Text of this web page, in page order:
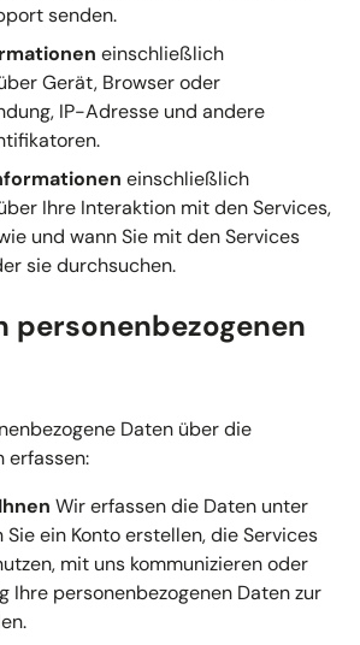
senden.
einschließlich
Gerät, Browser oder
IP-Adresse und andere
einschließlich
Ihre Interaktion mit den Services,
und wann Sie mit den Services
sie durchsuchen.
personenbezogenen
Daten über die
erfassen:
Wir erfassen die Daten unter
Sie ein Konto erstellen, die Services
mit uns kommunizieren oder
Ihre personenbezogenen Daten zur